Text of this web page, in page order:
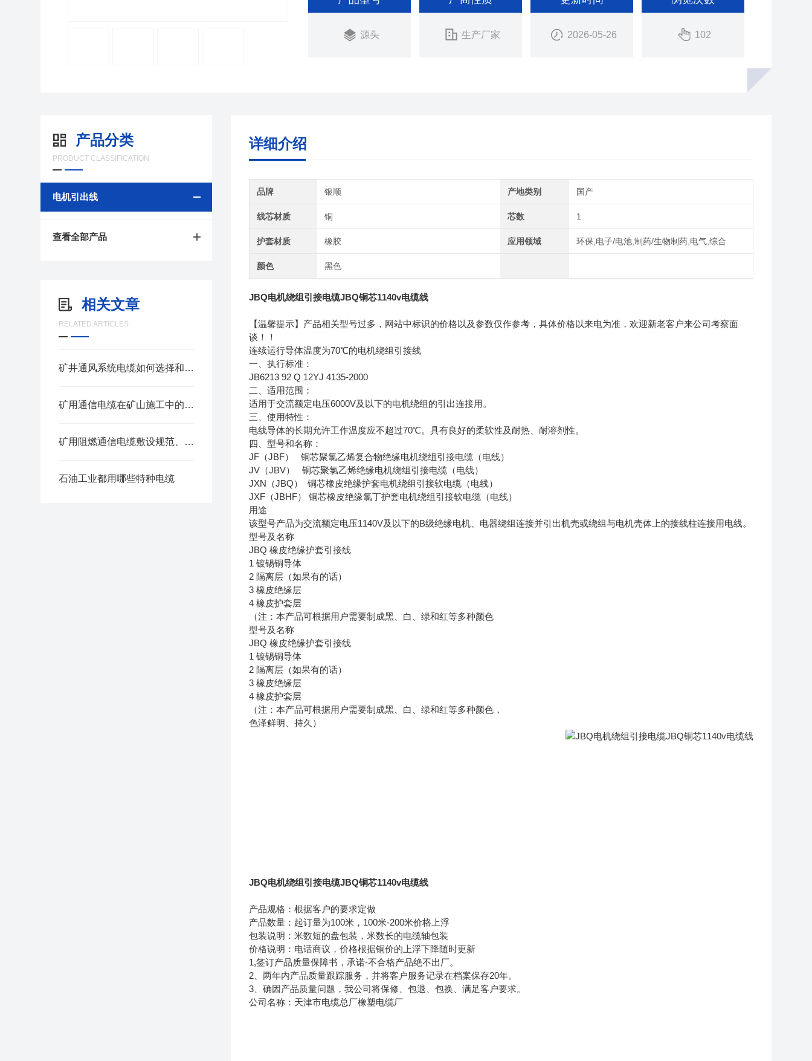
源头 生产厂家 2026-05-26 102
产品分类
PRODUCT CLASSIFICATION
电机引出线
查看全部产品
相关文章
RELATED ARTICLES
矿井通风系统电缆如何选择和敷设？
矿用通信电缆在矿山施工中的应用前景如何
矿用阻燃通信电缆敷设规范、日常巡检与老化判定方法
石油工业都用哪些特种电缆
详细介绍
品牌 银顺 产地类别 国产
线芯材质 铜 芯数 1
护套材质 橡胶 应用领域 环保,电子/电池,制药/生物制药,电气,综合
颜色 黑色
JBQ电机绕组引接电缆JBQ铜芯1140v电缆线
【温馨提示】产品相关型号过多，网站中标识的价格以及参数仅作参考，具体价格以来电为准，欢迎新老客户来公司考察面
谈！！
连续运行导体温度为70℃的电机绕组引接线
一、执行标准：
JB6213 92 Q 12YJ 4135-2000
二、适用范围：
适用于交流额定电压6000V及以下的电机绕组的引出连接用。
三、使用特性：
电线导体的长期允许工作温度应不超过70℃。具有良好的柔软性及耐热、耐溶剂性。
四、型号和名称：
JF（JBF） 铜芯聚氯乙烯复合物绝缘电机绕组引接电缆（电线）
JV（JBV） 铜芯聚氯乙烯绝缘电机绕组引接电缆（电线）
JXN（JBQ） 铜芯橡皮绝缘护套电机绕组引接软电缆（电线）
JXF（JBHF） 铜芯橡皮绝缘氯丁护套电机绕组引接软电缆（电线）
用途
该型号产品为交流额定电压1140V及以下的B级绝缘电机、电器绕组连接并引出机壳或绕组与电机壳体上的接线柱连接用电线。
型号及名称
JBQ 橡皮绝缘护套引接线
1 镀锡铜导体
2 隔离层（如果有的话）
3 橡皮绝缘层
4 橡皮护套层
（注：本产品可根据用户需要制成黑、白、绿和红等多种颜色
型号及名称
JBQ 橡皮绝缘护套引接线
1 镀锡铜导体
2 隔离层（如果有的话）
3 橡皮绝缘层
4 橡皮护套层
（注：本产品可根据用户需要制成黑、白、绿和红等多种颜色，
色泽鲜明、持久）
JBQ电机绕组引接电缆JBQ铜芯1140v电缆线
产品规格：根据客户的要求定做
产品数量：起订量为100米，100米-200米价格上浮
包装说明：米数短的盘包装，米数长的电缆轴包装
价格说明：电话商议，价格根据铜价的上浮下降随时更新
1,签订产品质量保障书，承诺-不合格产品绝不出厂。
2、两年内产品质量跟踪服务，并将客户服务记录在档案保存20年。
3、确因产品质量问题，我公司将保修、包退、包换、满足客户要求。
公司名称：天津市电缆总厂橡塑电缆厂